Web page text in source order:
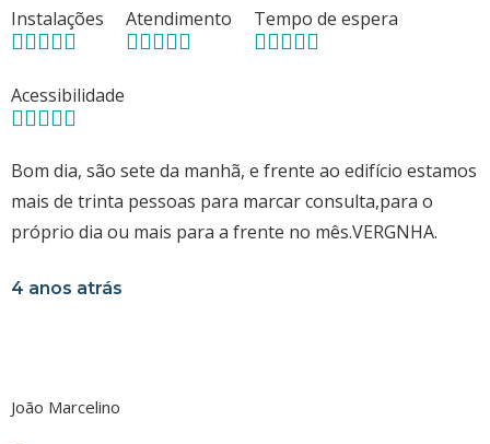
Instalações Atendimento Tempo de espera
Acessibilidade
Bom dia, são sete da manhã, e frente ao edifício estamos
mais de trinta pessoas para marcar consulta,para o
próprio dia ou mais para a frente no mês.VERGNHA.
4 anos atrás
João Marcelino